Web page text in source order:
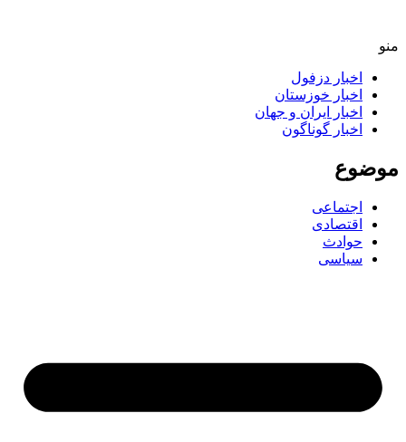
منو
اخبار دزفول
اخبار خوزستان
اخبار ایران و جهان
اخبار گوناگون
موضوع
اجتماعی
اقتصادی
حوادث
سیاسی